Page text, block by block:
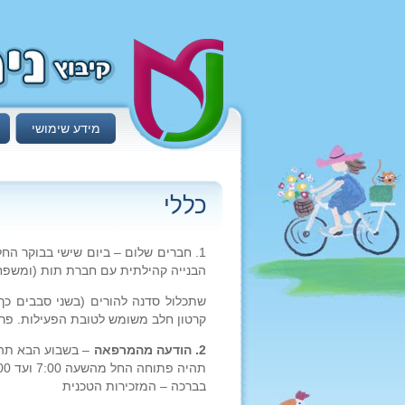
מידע שימושי
כללי
1. חברים שלום – ביום שישי בבוקר
הבנייה קהילתית עם חברת תות
שתכלול סדנה להורים (בשני סבבים
קרטון חלב משומש לטובת הפעילות.
2. הודעה מהמרפאה
– בשבוע הבא
תהיה פתוחה החל מהשעה 7:00 ועד 12:00 בצהריים, ביום שלישי קבלת רופאה מ-8:00 עד 10:30.
בברכה – המזכירות הטכנית